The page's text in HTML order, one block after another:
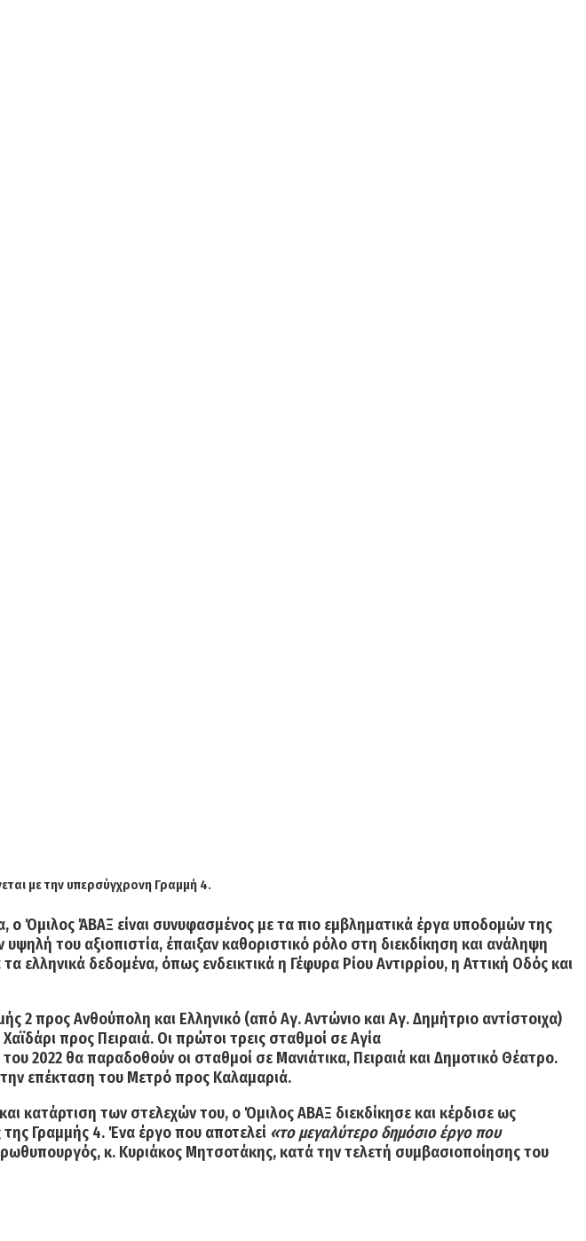
με την υπερσύγχρονη Γραμμή 4.
Όμιλος ΆΒΑΞ είναι συνυφασμένος με τα πιο εμβληματικά έργα υποδομών της
του αξιοπιστία, έπαιξαν καθοριστικό ρόλο στη διεκδίκηση και ανάληψη
ελληνικά δεδομένα, όπως ενδεικτικά η Γέφυρα Ρίου Αντιρρίου, η Αττική Οδόςκαι
2προς Ανθούπολη και Ελληνικό (από Αγ. Αντώνιο και Αγ. Δημήτριο αντίστοιχα)
προς Πειραιά. Οι πρώτοι τρεις σταθμοί σεΑγία
2022 θα παραδοθούν οι σταθμοί σε Μανιάτικα, ΠειραιάκαιΔημοτικό Θέατρο.
την επέκταση του Μετρό προς Καλαμαριά.
κατάρτιση των στελεχών του, ο Όμιλος ΑΒΑΞ διεκδίκησε και κέρδισε ως
Γραμμής 4. Ένα έργο που αποτελεί «το μεγαλύτερο δημόσιο έργο που
κ. Κυριάκος Μητσοτάκης, κατά την τελετή συμβασιοποίησης του